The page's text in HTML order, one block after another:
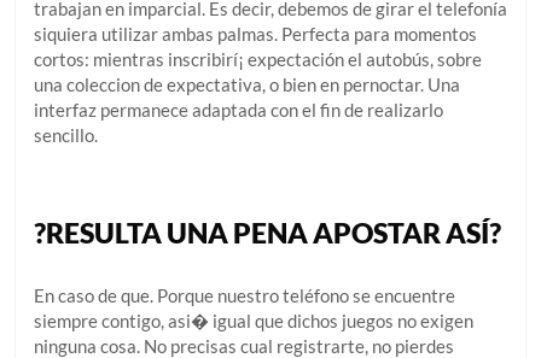
trabajan en imparcial. Es decir, debemos de girar el telefonía
siquiera utilizar ambas palmas. Perfecta para momentos
cortos: mientras inscribirí¡ expectación el autobús, sobre
una coleccion de expectativa, o bien en pernoctar. Una
interfaz permanece adaptada con el fin de realizarlo
sencillo.
?RESULTA UNA PENA APOSTAR ASÍ?
En caso de que. Porque nuestro teléfono se encuentre
siempre contigo, asi� igual que dichos juegos no exigen
ninguna cosa. No precisas cual registrarte, no pierdes